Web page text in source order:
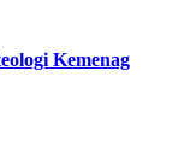
Kemenag